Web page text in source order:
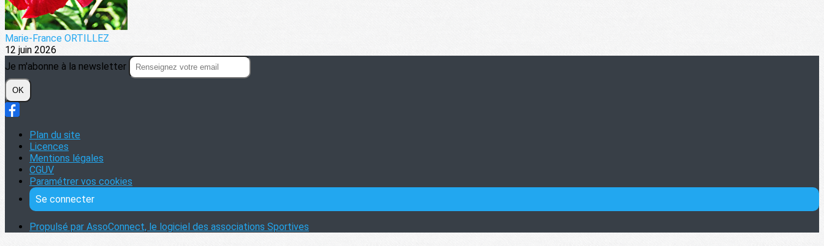
Marie-France ORTILLEZ
12 juin 2026
Je m'abonne à la newsletter
OK
Plan du site
Licences
Mentions légales
CGUV
Paramétrer vos cookies
Se connecter
Propulsé par AssoConnect, le logiciel des associations Sportives